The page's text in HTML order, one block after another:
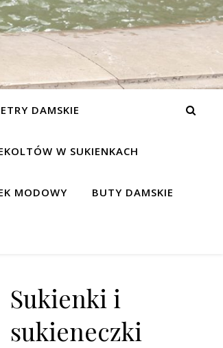
DAMSKIE
W SUKIENKACH
MODOWY BUTY DAMSKIE
Sukienki i
sukieneczki